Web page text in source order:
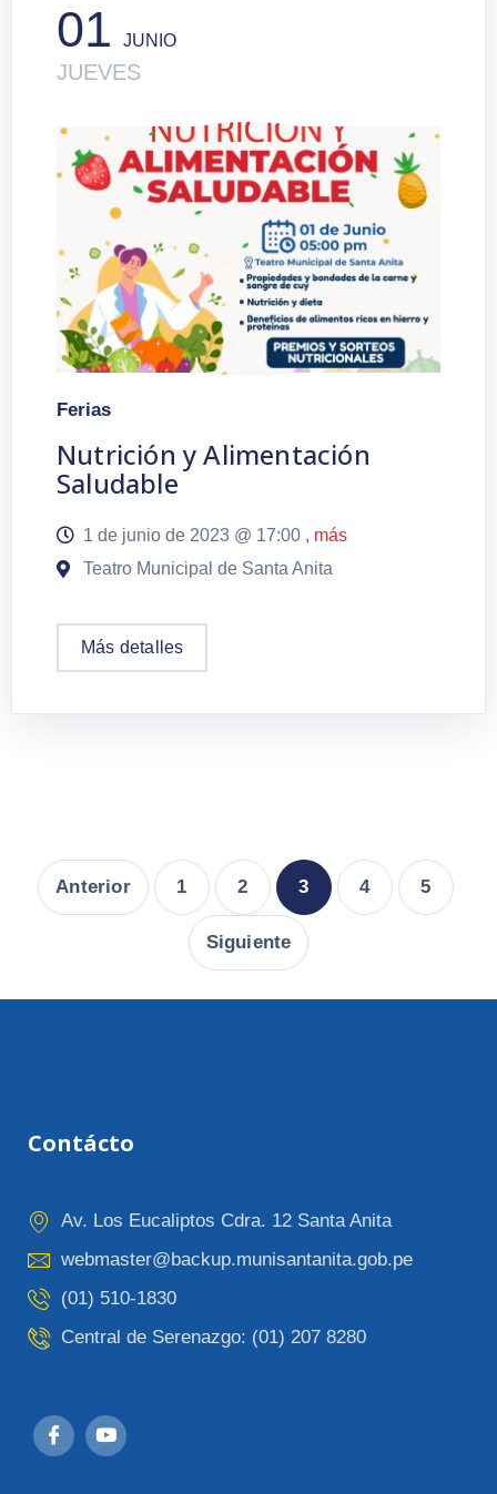
01JUNIO
JUEVES
Ferias
Nutrición y Alimentación
Saludable
1 de junio de 2023 @ 17:00 , más
Teatro Municipal de Santa Anita
Más detalles
Anterior 1 2 3 4 5
Siguiente
Contácto
Av. Los Eucaliptos Cdra. 12 Santa Anita
webmaster@backup.munisantanita.gob.pe
(01) 510-1830
Central de Serenazgo: (01) 207 8280